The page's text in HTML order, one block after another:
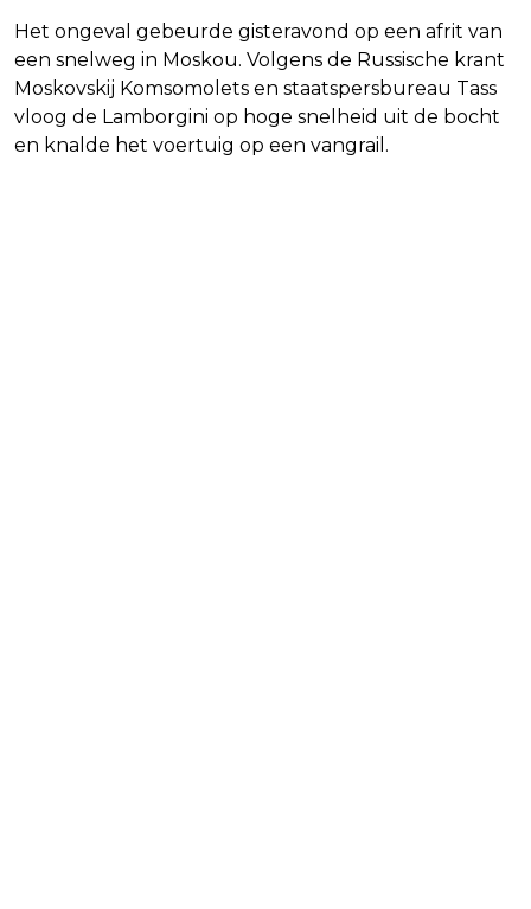
Het ongeval gebeurde gisteravond op een afrit van
een snelweg in Moskou. Volgens de Russische krant
Moskovskij Komsomolets en staatspersbureau Tass
vloog de Lamborgini op hoge snelheid uit de bocht
en knalde het voertuig op een vangrail.